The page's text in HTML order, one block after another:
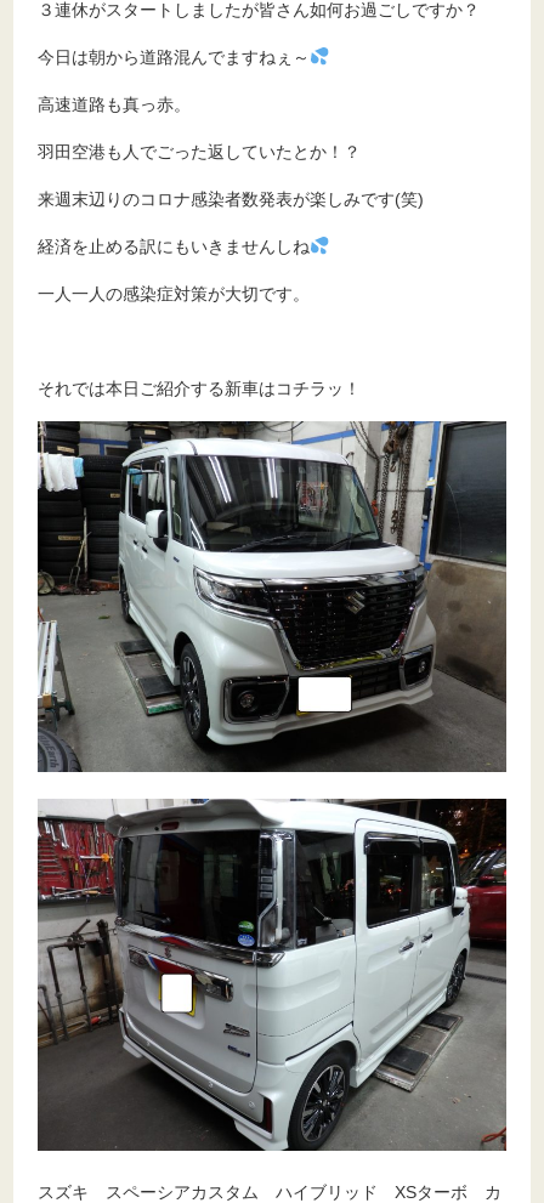
３連休がスタートしましたが皆さん如何お過ごしですか？
今日は朝から道路混んでますねぇ～
高速道路も真っ赤。
羽田空港も人でごった返していたとか！？
来週末辺りのコロナ感染者数発表が楽しみです(笑)
経済を止める訳にもいきませんしね
一人一人の感染症対策が大切です。
それでは本日ご紹介する新車はコチラッ！
スズキ スペーシアカスタム ハイブリッド XSターボ カ